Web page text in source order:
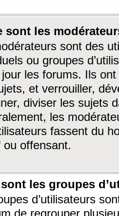
sont les
sont des
ou groupes
les forums. Ils ont
et verrouiller,
diviser les sujets
les
fassent du
ou offensant.
les groupes
d’utilisateurs